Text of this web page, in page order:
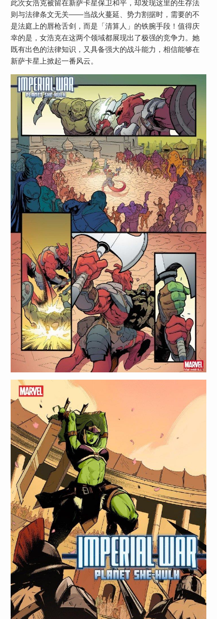
此次女浩克被留在新萨卡星保卫和平，却发现这里的生存法
则与法律条文无关——当战火蔓延、势力割据时，需要的不
是法庭上的唇枪舌剑，而是「清算人」的铁腕手段！值得庆
幸的是，女浩克在这两个领域都展现出了极强的竞争力。她
既有出色的法律知识，又具备强大的战斗能力，相信能够在
新萨卡星上掀起一番风云。